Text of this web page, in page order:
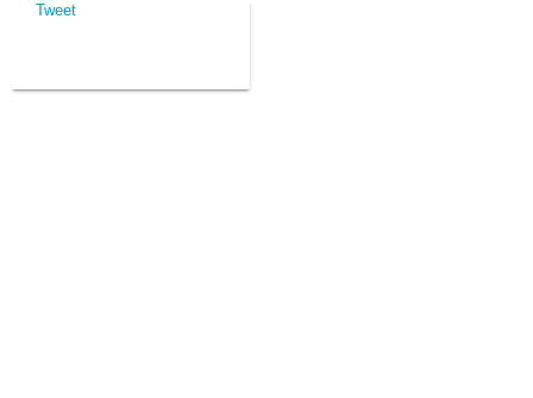
01.48 PERUSAHAAN SWASTA
Tweet